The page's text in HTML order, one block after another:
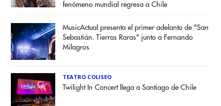
fenómeno mundial regresa a Chile
MusicActual presenta el primer adelanto de "San
Sebastián. Tierras Raras" junto a Fernando
Milagros
TEATRO COLISEO
Twilight In Concert llega a Santiago de Chile